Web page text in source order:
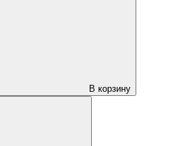
В корзину